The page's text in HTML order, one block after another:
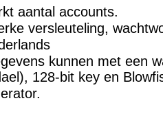
aantal accounts.
versleuteling,
kunnen met een
128-bit key en